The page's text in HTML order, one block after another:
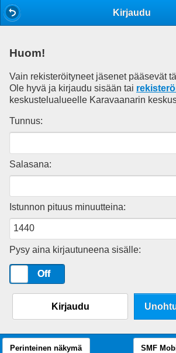
Kirjaudu
Huom!
Vain rekisteröityneet jäsenet pääsevät
Ole hyvä ja kirjaudu sisään tai
keskustelualueelle Karavaanarin
Tunnus:
Salasana:
Istunnon pituus minuutteina:
Pysy aina kirjautuneena sisälle:
Off
Kirjaudu
Perinteinen näkymä SMF